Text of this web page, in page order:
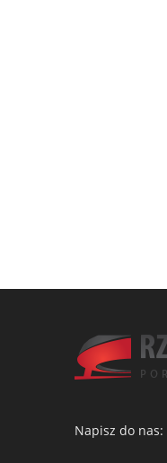
Napisz do nas: